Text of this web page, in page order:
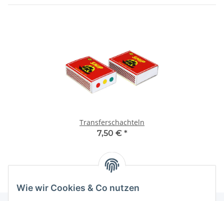
Wie wir Cookies & Co nutzen
Transferschachteln
7,50 € *